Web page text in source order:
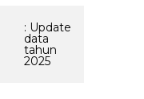
: Update
data
tahun
2025